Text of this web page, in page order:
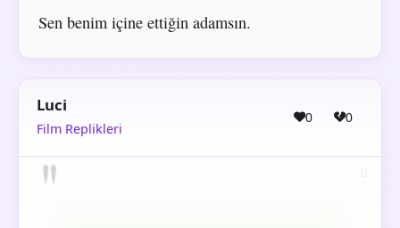
Sen benim içine ettiğin adamsın.
Luci
Film Replikleri
0 0